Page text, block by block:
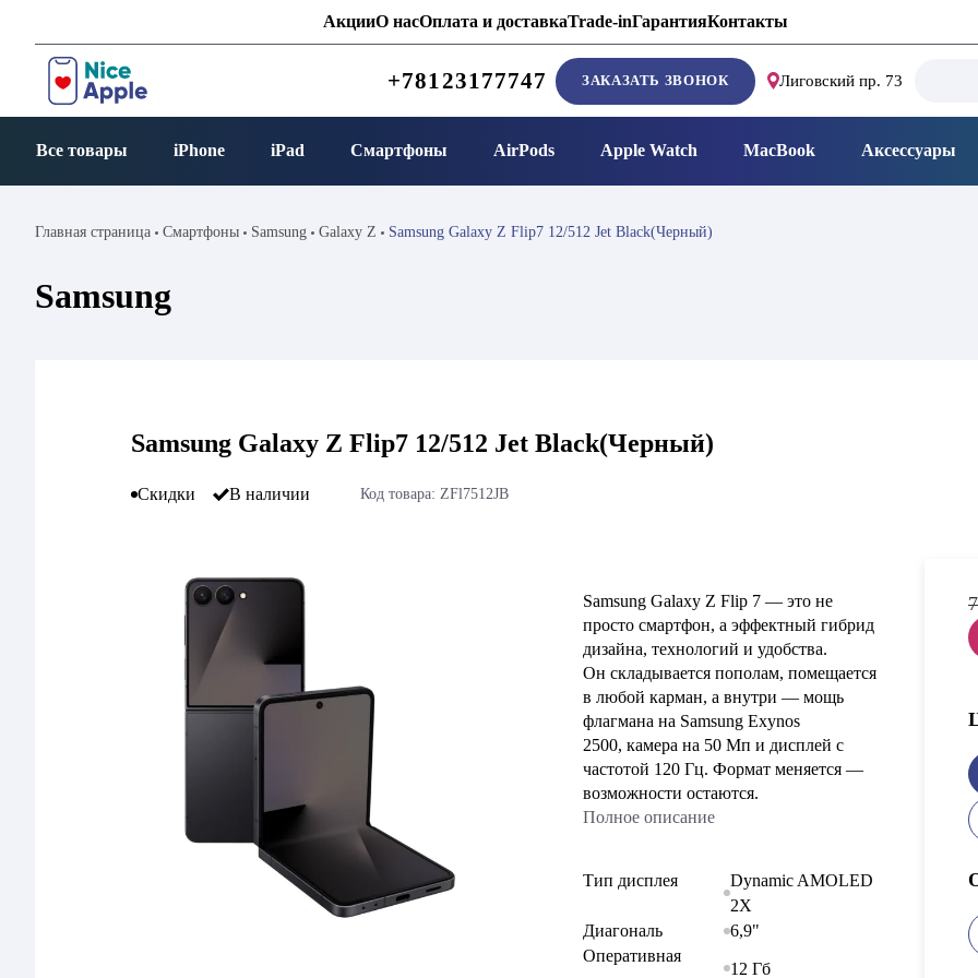
АкцииО насОплата и доставкаTrade-inГарантияКонтакты
+78123177747 ЗАКАЗАТЬ ЗВОНОК Лиговский пр. 73
Все товары iPhone iPad Смартфоны AirPods Apple Watch MacBook Аксессуары
Главная страница Смартфоны Samsung Galaxy Z Samsung Galaxy Z Flip7 12/512 Jet Black(Черный)
Samsung
Samsung Galaxy Z Flip7 12/512 Jet Black(Черный)
Скидки В наличии Код товара: ZFl7512JB
Samsung Galaxy Z Flip 7 — это не
просто смартфон, а эффектный гибрид
дизайна, технологий и удобства.
Он складывается пополам, помещается
в любой карман, а внутри — мощь
флагмана на Samsung Exynos
2500, камера на 50 Мп и дисплей с
частотой 120 Гц. Формат меняется —
возможности остаются.
Полное описание
Тип дисплея
Dynamic AMOLED
2X
Диагональ
6,9"
Оперативная
12 Гб